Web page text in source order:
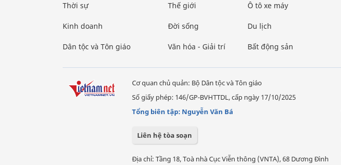
Thời sự
Kinh doanh
Dân tộc và Tôn giáo
Thế giới
Đời sống
Văn hóa - Giải trí
Ô tô xe máy
Du lịch
Bất động sản
Cơ quan chủ quản: Bộ Dân tộc và Tôn giáo
Số giấy phép: 146/GP-BVHTTDL, cấp ngày 17/10/2025
Tổng biên tập: Nguyễn Văn Bá
Liên hệ tòa soạn
Địa chỉ: Tầng 18, Toà nhà Cục Viễn thông (VNTA), 68 Dương Đình